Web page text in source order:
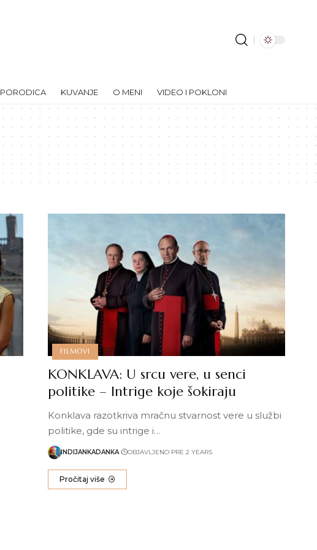
PORODICA KUVANJE O MENI VIDEO I POKLONI
FILMOVI
KONKLAVA: U srcu vere, u senci
politike – Intrige koje šokiraju
Konklava razotkriva mračnu stvarnost vere u službi
politike, gde su intrige i…
INDIJANKADANKA OBJAVLJENO PRE 2 YEARS
Pročitaj više